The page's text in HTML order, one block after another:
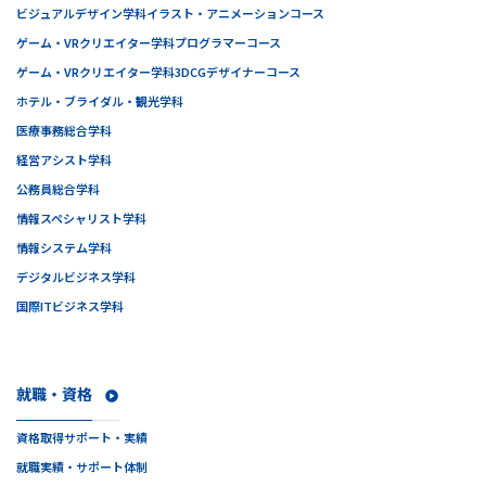
ビジュアルデザイン学科イラスト・アニメーションコース
ゲーム・VRクリエイター学科プログラマーコース
ゲーム・VRクリエイター学科3DCGデザイナーコース
ホテル・ブライダル・観光学科
医療事務総合学科
経営アシスト学科
公務員総合学科
情報スペシャリスト学科
情報システム学科
デジタルビジネス学科
国際ITビジネス学科
就職・資格
資格取得サポート・実績
就職実績・サポート体制